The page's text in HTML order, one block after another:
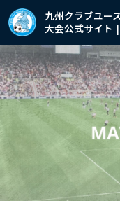
九州クラブユー
大会公式サイト